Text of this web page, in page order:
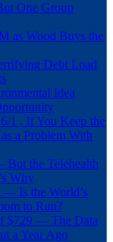
One Group
as Wood Buys the
Debt Load
Idea
1 , If You Keep the
a Problem With
the Telehealth
Why
— Is the World’s
to Run?
$729 — The Data
a Year Ago